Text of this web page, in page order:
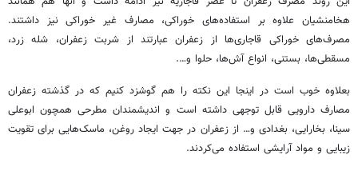
هخامنشیان علاوه بر استفاده‌های خوراکی، مصارف غیر خوراکی نیز داشتند.
مصرف‌های خوراکی قاجاری‌ها از زعفران عبارتند از شربت زعفران، شله زرد،
مسقطی‌ها، بستنی، انواع آش‌ها، حلوا و….
بعلاوه خوب است در اینجا این نکته را هم گوشزد کنیم که در گذشته زعفران
مصارف دارویی قابل توجهی داشته است و اندیشمندان مطرحی همچون ابوعلی
سینا، بخارایی، بغدادی و… از زعفران در جهت ایجاد روغن، ماسک‌هایی برای تقویت
زیبایی و مواد آرایشی استفاده می‌کردند.